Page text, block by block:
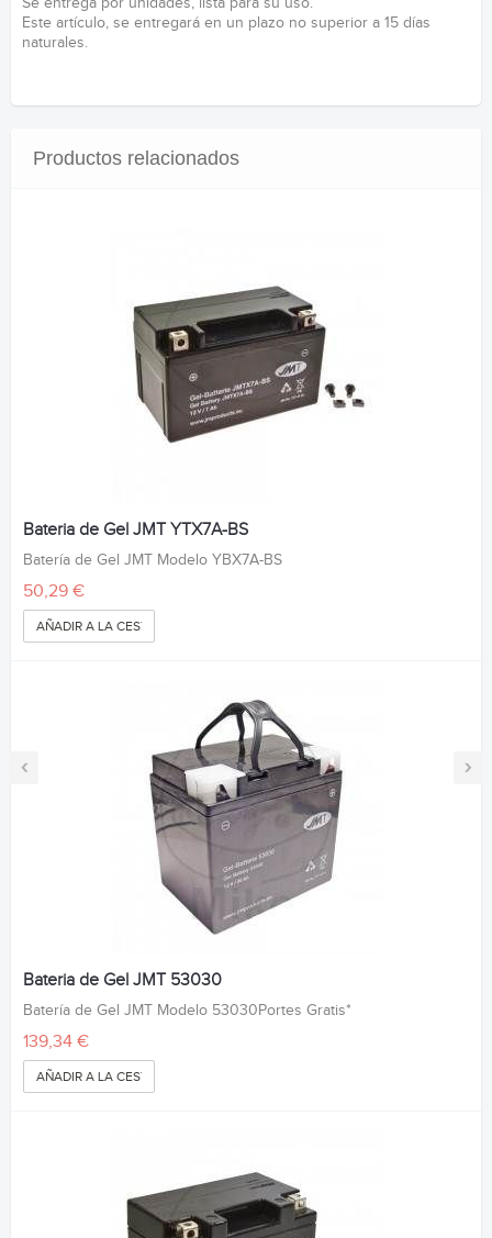
Este artículo, se entregará en un plazo no superior a 15 días
naturales.
Productos relacionados
‹ ›
Bateria de Gel JMT YTX7A-BS
Batería de Gel JMT Modelo YBX7A-BS
50,29 €
AÑADIR A LA CESTA
Bateria de Gel JMT 53030
Batería de Gel JMT Modelo 53030Portes Gratis*
139,34 €
AÑADIR A LA CESTA